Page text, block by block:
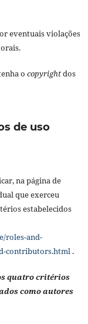
eventuais violações
o copyrightdos
de uso
na página de
que exerceu
estabelecidos
roles-and-
contributors.html.
quatro critérios
como autores